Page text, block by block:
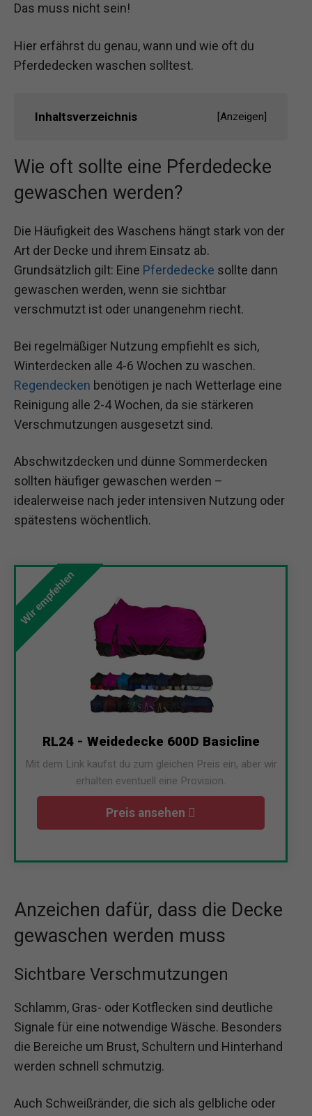
Das muss nicht sein!
Hier erfährst du genau, wann und wie oft du
Pferdedecken waschen solltest.
Inhaltsverzeichnis [Anzeigen]
Wie oft sollte eine Pferdedecke
gewaschen werden?
Die Häufigkeit des Waschens hängt stark von der
Art der Decke und ihrem Einsatz ab.
Grundsätzlich gilt: Eine Pferdedecke sollte dann
gewaschen werden, wenn sie sichtbar
verschmutzt ist oder unangenehm riecht.
Bei regelmäßiger Nutzung empfiehlt es sich,
Winterdecken alle 4-6 Wochen zu waschen.
Regendecken benötigen je nach Wetterlage eine
Reinigung alle 2-4 Wochen, da sie stärkeren
Verschmutzungen ausgesetzt sind.
Abschwitzdecken und dünne Sommerdecken
sollten häufiger gewaschen werden –
idealerweise nach jeder intensiven Nutzung oder
spätestens wöchentlich.
Wir empfehlen
RL24 - Weidedecke 600D Basicline
Mit dem Link kaufst du zum gleichen Preis ein, aber wir
erhalten eventuell eine Provision.
Preis ansehen
Anzeichen dafür, dass die Decke
gewaschen werden muss
Sichtbare Verschmutzungen
Schlamm, Gras- oder Kotflecken sind deutliche
Signale für eine notwendige Wäsche. Besonders
die Bereiche um Brust, Schultern und Hinterhand
werden schnell schmutzig.
Auch Schweißränder, die sich als gelbliche oder